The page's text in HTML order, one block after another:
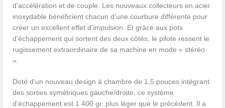
d’accélération et de couple. Les nouveaux collecteurs en acier
inoxydable bénéficient chacun d’une courbure différente pour
créer un excellent effet d’impulsion. Et grâce aux pots
d’échappement qui sortent des deux côtés, le pilote ressent le
rugissement extraordinaire de sa machine en mode « stéréo
».
Doté d’un nouveau design à chambre de 1,5 pouces intégrant
des sorties symétriques gauche/droite, ce système
d’échappement est 1 400 gr. plus léger que le précédent. Il a